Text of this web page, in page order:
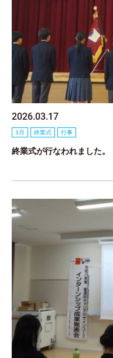
2026.03.17
3月 終業式 行事
終業式が行なわれました。